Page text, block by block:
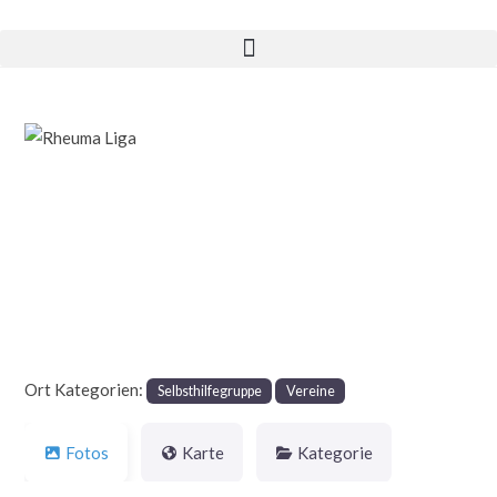
Ort Kategorien: Selbsthilfegruppe Vereine
Fotos Karte Kategorie